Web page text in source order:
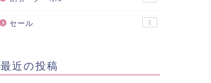
セール 2
最近の投稿